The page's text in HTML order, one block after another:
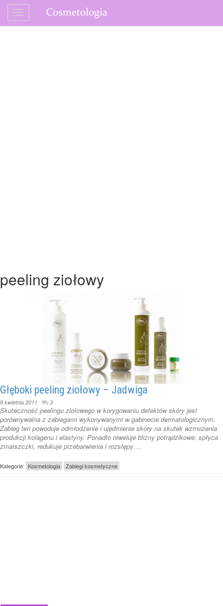
peeling ziołowy
Głęboki peeling ziołowy – Jadwiga
9 kwietnia 2011 3
Skuteczność peelingu ziołowego w korygowaniu defektów skóry jest
porównywalna z zabiegami wykonywanymi w gabinecie dermatologicznym.
Zabieg ten powoduje odmłodzenie i ujędrnienie skóry na skutek wzmożenia
produkcji kolagenu i elastyny. Ponadto niweluje blizny potrądzikowe, spłyca
zmarszczki, redukuje przebarwienia i rozstępy ...
Kategorie: Kosmetologia Zabiegi kosmetyczne